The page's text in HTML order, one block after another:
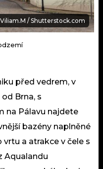
/ Shutterstock.com
před vedrem, v
Brna, s
na Pálavu najdete
bazény naplněné
a atrakce v čele s
Aqualandu